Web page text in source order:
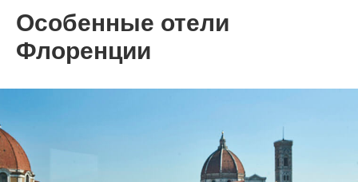
Особенные отели
Флоренции